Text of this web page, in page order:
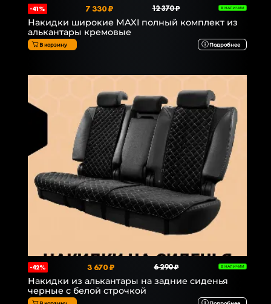
-41% 7 330 ₽ 12 370 ₽ В НАЛИЧИИ
Накидки широкие MAXI полный комплект из
алькантары кремовые
В корзину Подробнее
-42% 3 670 ₽ 6 290 ₽ В НАЛИЧИИ
Накидки из алькантары на задние сиденья
черные с белой строчкой